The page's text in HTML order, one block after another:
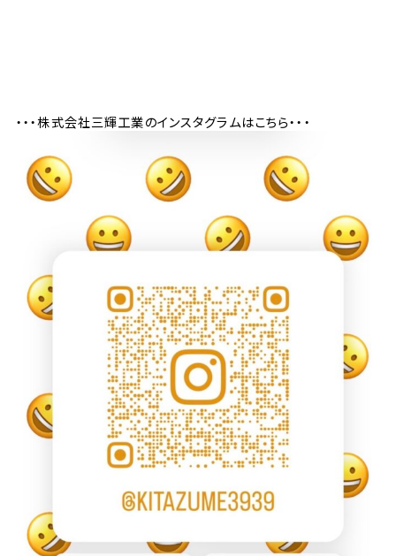
・・・株式会社三輝工業のインスタグラムはこちら・・・